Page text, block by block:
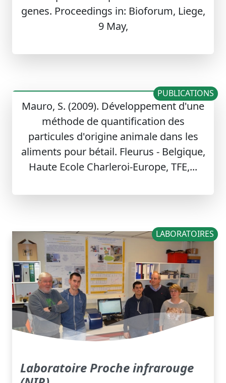
genes. Proceedings in: Bioforum, Liege,
9 May,
Mauro, S. (2009). Développement d'une
méthode de quantification des
particules d'origine animale dans les
aliments pour bétail. Fleurus - Belgique,
Haute Ecole Charleroi-Europe, TFE,...
PUBLICATIONS
LABORATOIRES
Laboratoire Proche infrarouge